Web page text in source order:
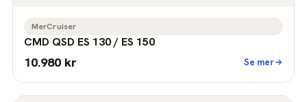
MerCruiser
CMD QSD ES 130 / ES 150
10.980 kr Se mer